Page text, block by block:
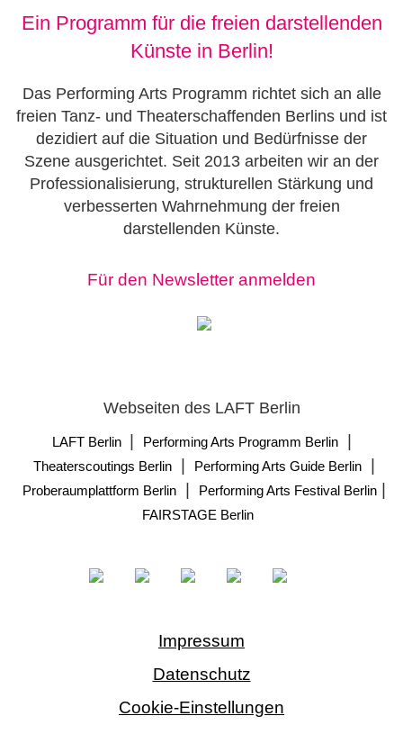
Ein Programm für die freien darstellenden
Künste in Berlin!
Das Performing Arts Programm richtet sich an alle
freien Tanz- und Theaterschaffenden Berlins und ist
dezidiert auf die Situation und Bedürfnisse der
Szene ausgerichtet. Seit 2013 arbeiten wir an der
Professionalisierung, strukturellen Stärkung und
verbesserten Wahrnehmung der freien
darstellenden Künste.
Für den Newsletter anmelden
Webseiten des LAFT Berlin
LAFT Berlin Performing Arts Programm Berlin|
Theaterscoutings Berlin| Performing Arts Guide Berlin|
Proberaumplattform Berlin| Performing Arts Festival Berlin|
FAIRSTAGE Berlin
Impressum
Datenschutz
Cookie-Einstellungen